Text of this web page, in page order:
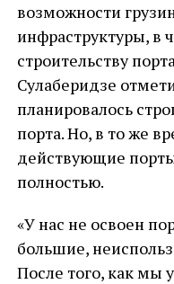
возможности
инфраструктуры, в
строительству
Сулаберидзе
планировалось
порта. Но, в то же
действующие
полностью.
«У нас не освоен
большие,
После того, как мы